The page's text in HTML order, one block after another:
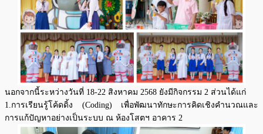
นอกจากนี้ระหว่างวันที่ 18-22 สิงหาคม 2568 ยังมีกิจกรรม 2 ส่วนได้แก่
1.การเรียนรู้โค้ดดิ้ง (Coding) เพื่อพัฒนาทักษะการคิดเชิงคำนวณและ
การแก้ปัญหาอย่างเป็นระบบ ณ ห้องโสตฯ อาคาร 2